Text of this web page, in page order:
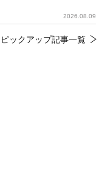
2026.08.09
ピックアップ記事一覧